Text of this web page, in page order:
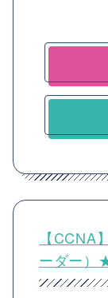
【CCNA
ーダー）